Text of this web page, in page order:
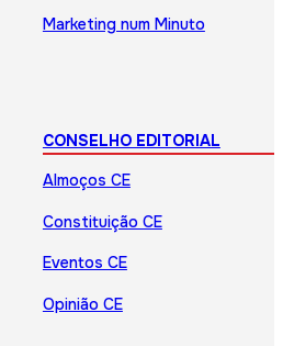
Marketing num Minuto
CONSELHO EDITORIAL
Almoços CE
Constituição CE
Eventos CE
Opinião CE